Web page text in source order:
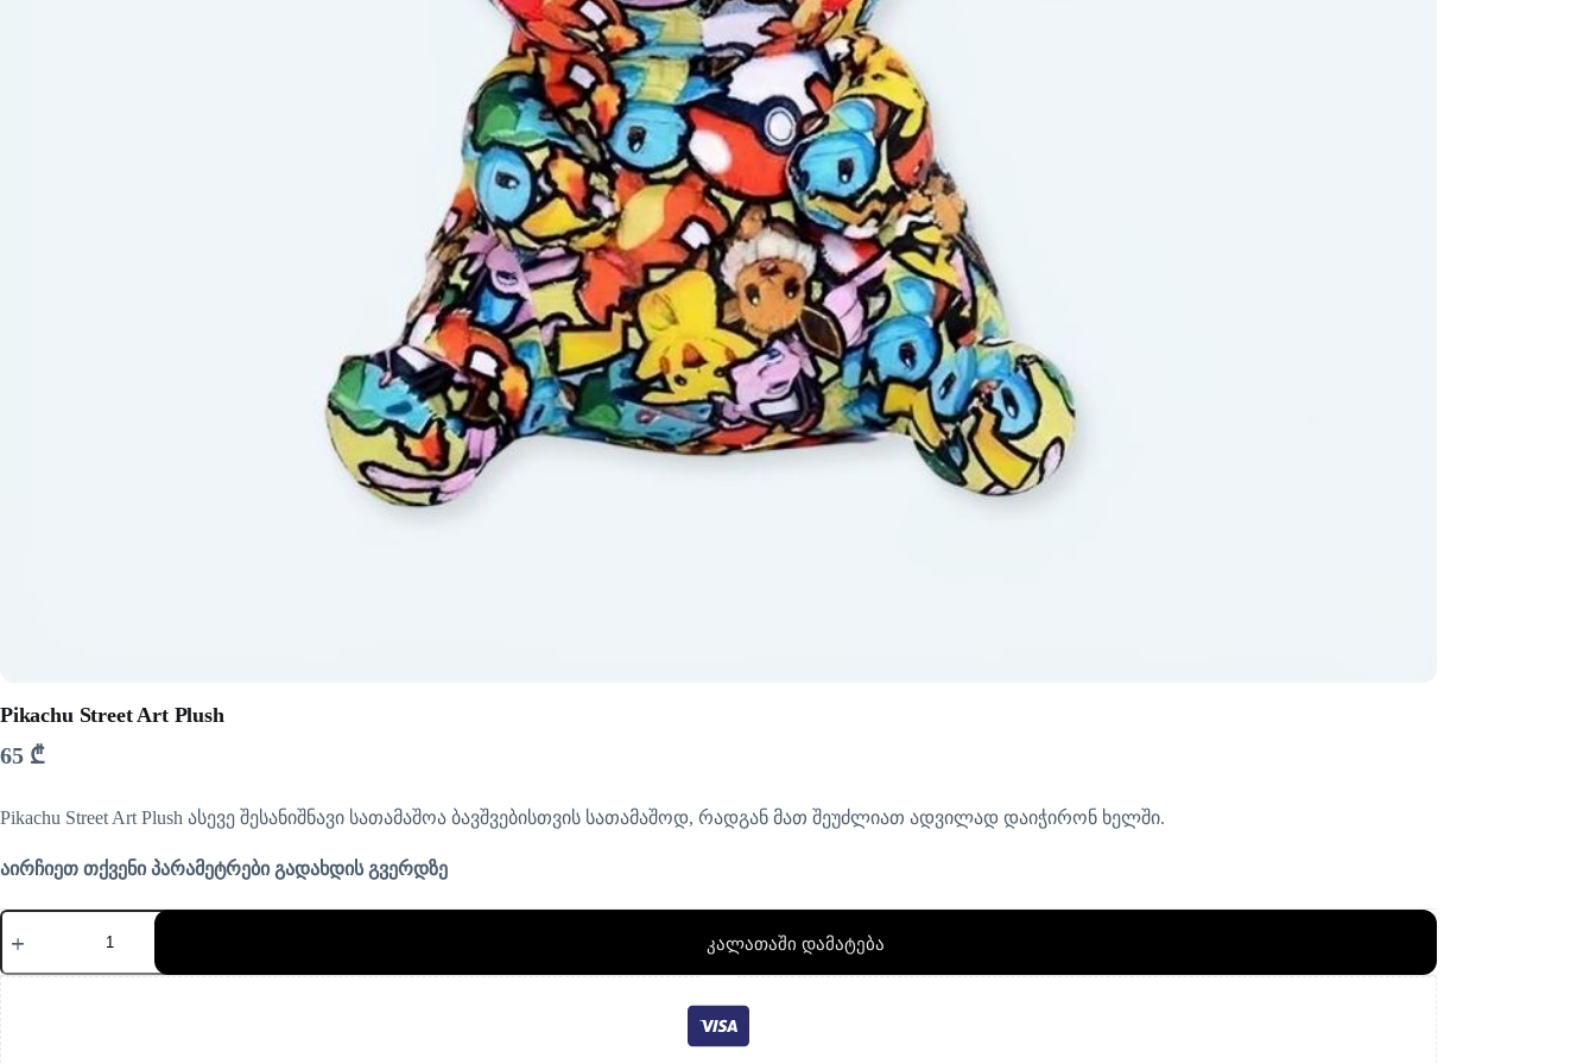
Pikachu Street Art Plush
65 ₾
Pikachu Street Art Plush ასევე შესანიშნავი სათამაშოა ბავშვებისთვის სათამაშოდ, რადგან მათ შეუძლიათ ადვილად დაიჭირონ ხელში.
აირჩიეთ თქვენი პარამეტრები გადახდის გვერდზე
რაოდენობა:
Pikachu
Art
Plush
კალათაში დამატება